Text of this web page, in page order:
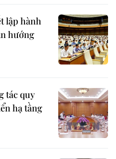
lập hành
hướng
tác quy
hạ tầng